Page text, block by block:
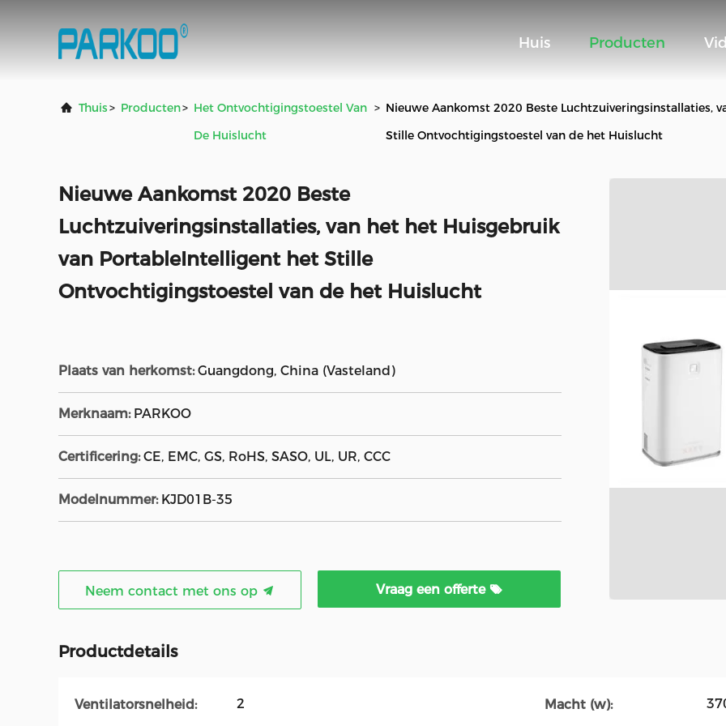
Huis Producten
Thuis> Producten> Het Ontvochtigingstoestel Van
De Huislucht
> Nieuwe Aankomst 2020 Beste Luchtzuiveringsinstallaties,
Stille Ontvochtigingstoestel van de het Huislucht
Nieuwe Aankomst 2020 Beste
Luchtzuiveringsinstallaties, van het het Huisgebruik
van PortableIntelligent het Stille
Ontvochtigingstoestel van de het Huislucht
Plaats van herkomst: Guangdong, China (Vasteland)
Merknaam: PARKOO
Certificering: CE, EMC, GS, RoHS, SASO, UL, UR, CCC
Modelnummer: KJD01B-35
Neem contact met ons op Vraag een offerte
Productdetails
Ventilatorsnelheid: 2 Macht (w):